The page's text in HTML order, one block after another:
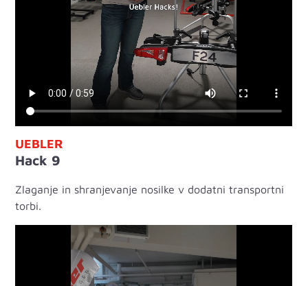
UEBLER
Hack 9
Zlaganje in shranjevanje nosilke v dodatni transportni
torbi.